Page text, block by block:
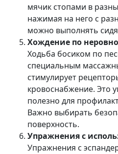
мячик стопами в
нажимая на него с
можно выполнять
Хождение по
Ходьба босиком по
специальным
стимулирует
кровоснабжение. Это
полезно для
Важно выбирать
поверхность.
Упражнения с
Упражнения с